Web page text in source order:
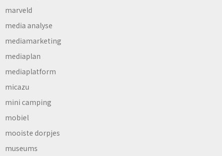
marveld
media analyse
mediamarketing
mediaplan
mediaplatform
micazu
mini camping
mobiel
mooiste dorpjes
museums